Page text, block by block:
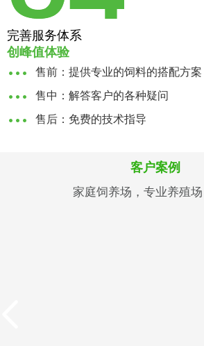
完善服务体系
创峰值体验
售前：提供专业的饲料的搭配方案
售中：解答客户的各种疑问
售后：免费的技术指导
客户案例
家庭饲养场，专业养殖